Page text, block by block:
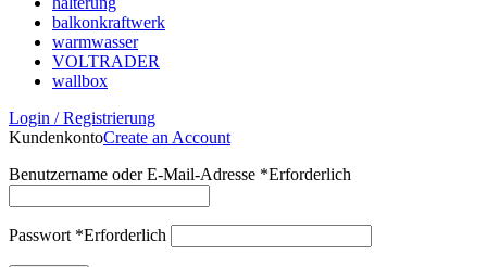
balkonkraftwerk
warmwasser
VOLTRADER
wallbox
Login / Registrierung
KundenkontoCreate an Account
Benutzername oder E-Mail-Adresse *Erforderlich
Passwort *Erforderlich